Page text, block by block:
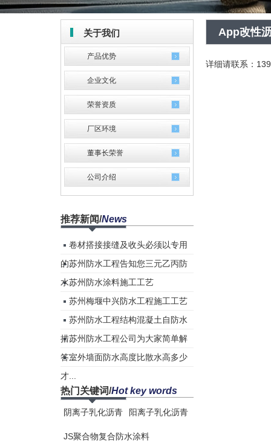
关于我们
产品优势
企业文化
荣誉资质
厂区环境
董事长荣誉
公司介绍
推荐新闻/News
卷材搭接接缝及收头必须以专用
的...苏州防水工程告知您三元乙丙防
水...苏州防水涂料施工工艺
苏州梅堰中兴防水工程施工工艺
苏州防水工程结构混凝土自防水
措...苏州防水工程公司为大家简单解
答...室外墙面防水高度比散水高多少
才...
热门关键词/Hot key words
阴离子乳化沥青 阳离子乳化沥青
JS聚合物复合防水涂料
App改性
详细请联系：